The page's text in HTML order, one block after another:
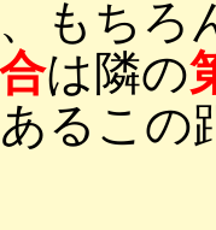
もちろ
は隣の
るこ